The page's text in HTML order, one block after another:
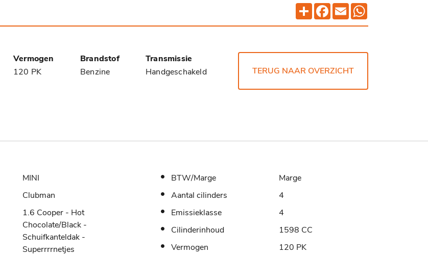
Deel Facebook
Email
Vermogen Brandstof
Transmissie
120 PK Benzine Handgeschakeld TERUG NAAR OVERZICHT
MINI
Clubman
1.6 Cooper - Hot
Chocolate/Black -
Schuifkanteldak -
Superrrrnetjes
BTW/Marge
Marge
Aantal cilinders
4
Emissieklasse
4
Cilinderinhoud
1598 CC
Vermogen
120 PK